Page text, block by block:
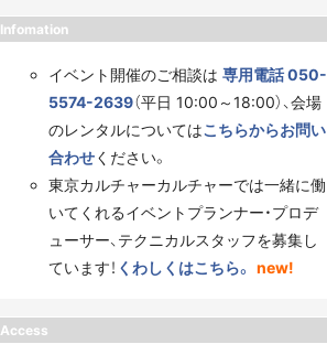
Infomation
イベント開催のご相談は 専用電話 050-
5574-2639（平日 10:00～18:00）、会場
のレンタルについてはこちらからお問い
合わせください。
東京カルチャーカルチャーでは一緒に働
いてくれるイベントプランナー・プロデ
ューサー、テクニカルスタッフを募集し
ています！ くわしくはこちら。 new!
Access